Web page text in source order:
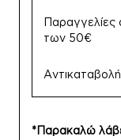
Παραγγελίες
των 50€
Αντικαταβολή
*Παρακαλώ